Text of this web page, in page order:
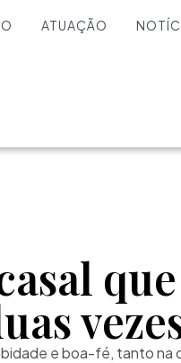
ATUAÇÃO
que
e boa-fé, tanto na